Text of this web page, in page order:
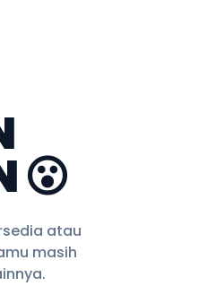
😮
atau
masih